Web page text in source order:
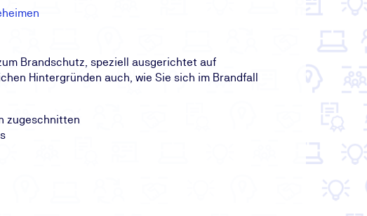
Brandschutz, speziell ausgerichtet auf
Hintergründen auch, wie Sie sich im Brandfall
zugeschnitten